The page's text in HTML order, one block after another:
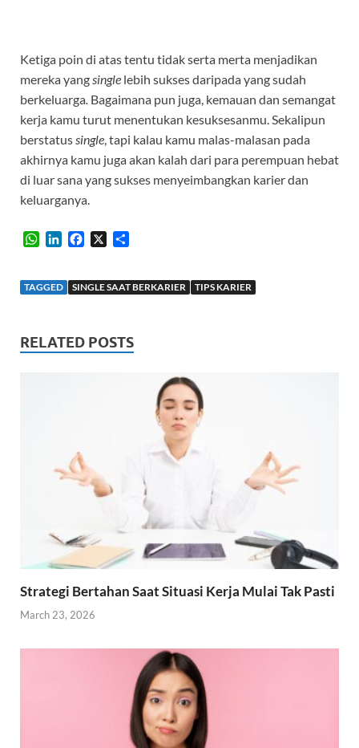
Ketiga poin di atas tentu tidak serta merta menjadikan
mereka yang single lebih sukses daripada yang sudah
berkeluarga Bagaimana pun juga, kemauan dan semangat
kerja kamu turut menentukan kesuksesanmu. Sekalipun
berstatus single , tapi kalau kamu malas-malasan pada
akhirnya kamu juga akan kalah dari para perempuan hebat
di luar sana yang sukses menyeimbangkan karier dan
keluarganya.
W
t
p
p
k
I
n
e
o
k
r
TAGGED SINGLE SAAT BERKARIER TIPS KARIER
RELATED POSTS
Strategi Bertahan Saat Situasi Kerja Mulai Tak Pasti
March 23, 2026